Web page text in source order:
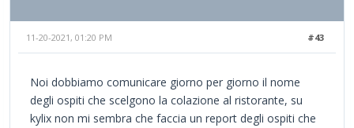
#43
11-20-2021, 01:20 PM
Noi dobbiamo comunicare giorno per giorno il nome
degli ospiti che scelgono la colazione al ristorante, su
kylix non mi sembra che faccia un report degli ospiti che